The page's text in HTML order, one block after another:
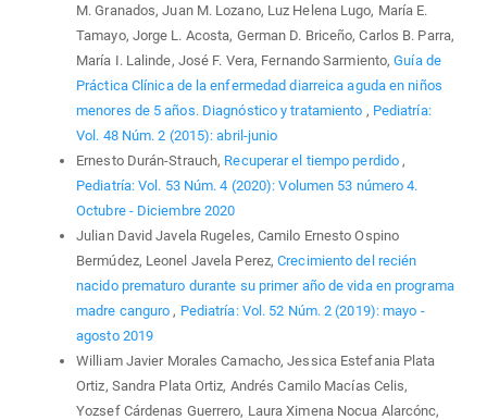
M. Granados, Juan M. Lozano, Luz Helena Lugo, María E.
Tamayo, Jorge L. Acosta, German D. Briceño, Carlos B. Parra,
María I. Lalinde, José F. Vera, Fernando Sarmiento,Guía de
Práctica Clínica de la enfermedad diarreica aguda en niños
menores de 5 años. Diagnóstico y tratamiento , Pediatría:
Vol. 48 Núm. 2 (2015): abril-junio
Ernesto Durán-Strauch, Recuperar el tiempo perdido ,
Pediatría: Vol. 53 Núm. 4 (2020): Volumen 53 número 4.
Octubre - Diciembre 2020
Julian David Javela Rugeles, Camilo Ernesto Ospino
Bermúdez, Leonel Javela Perez,Crecimiento del recién
nacido prematuro durante su primer año de vida en programa
madre canguro , Pediatría: Vol. 52 Núm. 2 (2019): mayo -
agosto 2019
William Javier Morales Camacho, Jessica Estefania Plata
Ortiz, Sandra Plata Ortiz, Andrés Camilo Macías Celis,
Yozsef Cárdenas Guerrero, Laura Ximena Nocua Alarcónc,